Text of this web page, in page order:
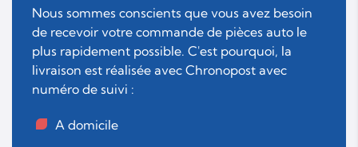
Nous sommes conscients que vous avez besoin
de recevoir votre commande de pièces auto le
plus rapidement possible. C'est pourquoi, la
livraison est réalisée avec Chronopost avec
numéro de suivi :
A domicile